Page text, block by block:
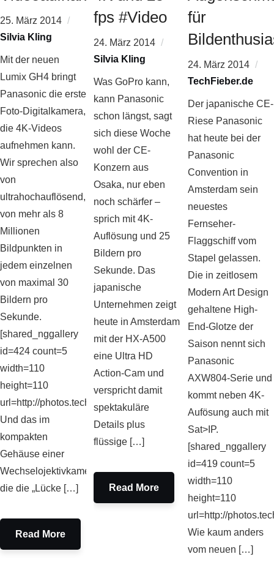
25. März 2014
Silvia Kling
Mit der neuen
Lumix GH4 bringt
Panasonic die erste
Foto-Digitalkamera,
die 4K-Videos
aufnehmen kann.
Wir sprechen also
von
ultrahochauflösend,
von mehr als 8
Millionen
Bildpunkten in
jedem einzelnen
von maximal 30
Bildern pro
Sekunde.
[shared_nggallery
id=424 count=5
width=110
height=110
url=http://photos.techfieber.de]
Und das im
kompakten
Gehäuse einer
Wechselojektivkamera,
die die „Lücke […]
Read More
fps #Video
24. März 2014
Silvia Kling
Was GoPro kann,
kann Panasonic
schon längst, sagt
sich diese Woche
wohl der CE-
Konzern aus
Osaka, nur eben
noch schärfer –
sprich mit 4K-
Auflösung und 25
Bildern pro
Sekunde. Das
japanische
Unternehmen zeigt
heute in Amsterdam
mit der HX-A500
eine Ultra HD
Action-Cam und
verspricht damit
spektakuläre
Details plus
flüssige […]
Read More
für
24. März 2014
TechFieber.de
Der japanische CE-
Riese Panasonic
hat heute bei der
Panasonic
Convention in
Amsterdam sein
neuestes
Fernseher-
Flaggschiff vom
Stapel gelassen.
Die in zeitlosem
Modern Art Design
gehaltene High-
End-Glotze der
Saison nennt sich
Panasonic
AXW804-Serie und
kommt neben 4K-
Aufösung auch mit
Sat>IP.
[shared_nggallery
id=419 count=5
width=110
height=110
url=http://
Wie kaum anders
vom neuen […]